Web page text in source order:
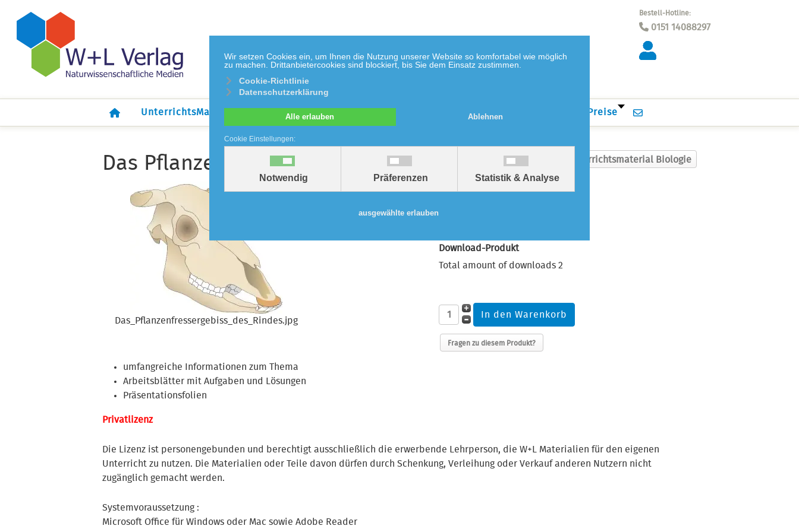
Wir setzen Cookies ein, um Ihnen die Nutzung unserer Website so komfortabel wie möglich
zu machen. Drittanbietercookies sind blockiert, bis Sie dem Einsatz zustimmen.
Cookie-Richtlinie
Datenschutzerklärung
Alle erlauben Ablehnen
Cookie Einstellungen:
Notwendig Präferenzen Statistik & Analyse
ausgewählte erlauben
Bestell-Hotline:
0151 14088297
UnterrichtsMaterial Biologie Mathe Preise
Zurück zu: Unterrichtsmaterial Biologie
Das Pflanzenfressergebiss des Rindes
Das_Pflanzenfressergebiss_des_Rindes.jpg
Download-Produkt
Total amount of downloads 2
Fragen zu diesem Produkt?
umfangreiche Informationen zum Thema
Arbeitsblätter mit Aufgaben und Lösungen
Präsentationsfolien
Privatlizenz
Die Lizenz ist personengebunden und berechtigt ausschließlich die erwerbende Lehrperson, die W+L Materialien für den eigenen
Unterricht zu nutzen. Die Materialien oder Teile davon dürfen durch Schenkung, Verleihung oder Verkauf anderen Nutzern nicht
zugänglich gemacht werden.
Systemvoraussetzung :
Microsoft Office für Windows oder Mac sowie Adobe Reader